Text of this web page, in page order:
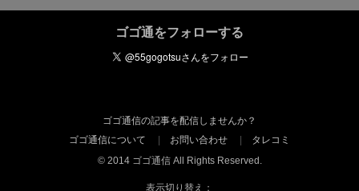
ゴゴ通をフォローする
ゴゴ通信の記事を配信しませんか？
ゴゴ通信について
お問い合わせ
タレコミ
© 2014 ゴゴ通信 All Rights Reserved.
表示切り替え：